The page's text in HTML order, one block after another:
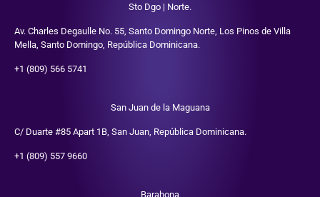
Sto Dgo | Norte.
Av. Charles Degaulle No. 55, Santo Domingo Norte, Los Pinos de Villa
Mella, Santo Domingo, República Dominicana.
+1 (809) 566 5741
San Juan de la Maguana
C/ Duarte #85 Apart 1B, San Juan, República Dominicana.
+1 (809) 557 9660
Barahona